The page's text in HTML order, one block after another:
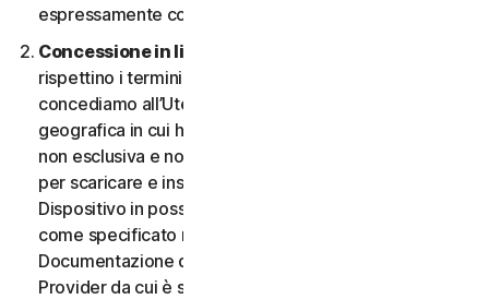
espressamente concessi nel CLS.
Concessione in licenza.
rispettino i termini e le condizioni del CLS,
concediamo all’Utente, nel territorio o nell’area
geografica in cui ha acquisito il Software, una licenza
non esclusiva e non trasferibile a tempo indeterminato
per scaricare e installare una copia del Software sul
Dispositivo in possesso o controllato dall'Utente,
come specificato nel Diritto al Servizio o nella
Documentazione della transazione applicabile dal
Provider da cui è stato ottenuto il Servizio, e per